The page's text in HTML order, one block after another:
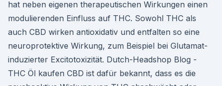
hat neben eigenen therapeutischen Wirkungen einen
modulierenden Einfluss auf THC. Sowohl THC als
auch CBD wirken antioxidativ und entfalten so eine
neuroprotektive Wirkung, zum Beispiel bei Glutamat-
induzierter Excitotoxizität. Dutch-Headshop Blog -
THC Öl kaufen CBD ist dafür bekannt, dass es die